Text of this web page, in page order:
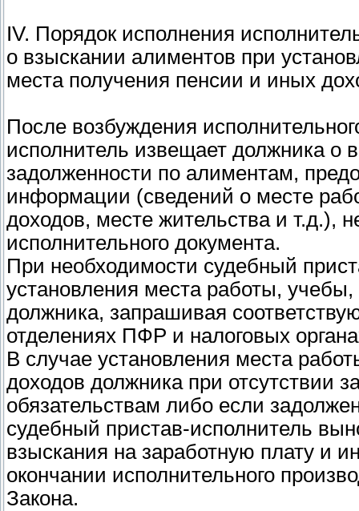
IV. Порядок исполнения
о взыскании алиментов при
места получения пенсии и иных
После возбуждения
исполнитель извещает должника о
задолженности по алиментам,
информации (сведений о месте
доходов, месте жительства и т.д.),
исполнительного документа.
При необходимости судебный
установления места работы,
должника, запрашивая
отделениях ПФР и налоговых
В случае установления места
доходов должника при отсутствии
обязательствам либо если
судебный пристав-исполнитель
взыскания на заработную плату и
окончании исполнительного
Закона.